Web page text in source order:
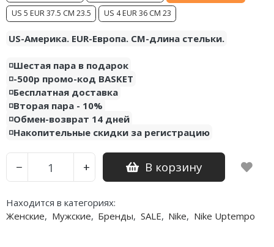
US 5 EUR 37.5 CM 23.5
US 4 EUR 36 CM 23
US-Америка. EUR-Европа. CM-длина стельки.
◽️Шестая пара в подарок
◽️-500р промо-код BASKET
◽️Бесплатная доставка
◽️Вторая пара - 10%
◽️Обмен-возврат 14 дней
◽️Накопительные скидки за регистрацию
− + В корзину
Находится в категориях:
Женские, Мужские, Бренды, SALE, Nike, Nike Uptempo